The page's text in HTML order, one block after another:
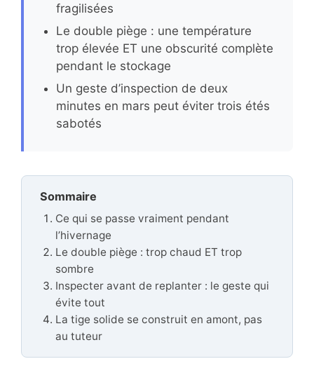
fragilisées
Le double piège : une température
trop élevée ET une obscurité complète
pendant le stockage
Un geste d’inspection de deux
minutes en mars peut éviter trois étés
sabotés
Sommaire
Ce qui se passe vraiment pendant
l’hivernage
Le double piège : trop chaud ET trop
sombre
Inspecter avant de replanter : le geste qui
évite tout
La tige solide se construit en amont, pas
au tuteur